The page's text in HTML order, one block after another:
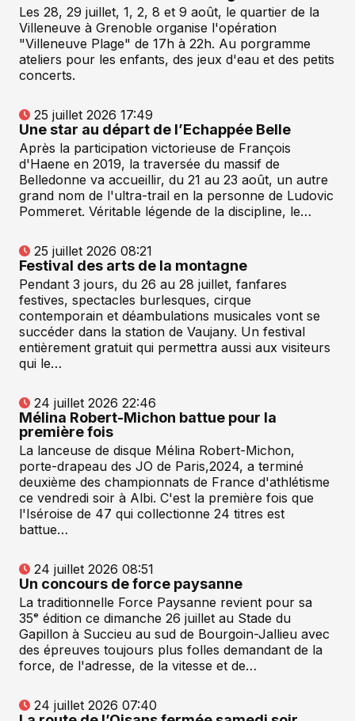
Les 28, 29 juillet, 1, 2, 8 et 9 août, le quartier de la
Villeneuve à Grenoble organise l'opération
"Villeneuve Plage" de 17h à 22h. Au porgramme
ateliers pour les enfants, des jeux d'eau et des petits
concerts.
25 juillet 2026 17:49
Une star au départ de l’Echappée Belle
Après la participation victorieuse de François
d'Haene en 2019, la traversée du massif de
Belledonne va accueillir, du 21 au 23 août, un autre
grand nom de l'ultra-trail en la personne de Ludovic
Pommeret. Véritable légende de la discipline, le…
25 juillet 2026 08:21
Festival des arts de la montagne
Pendant 3 jours, du 26 au 28 juillet, fanfares
festives, spectacles burlesques, cirque
contemporain et déambulations musicales vont se
succéder dans la station de Vaujany. Un festival
entièrement gratuit qui permettra aussi aux visiteurs
qui le…
24 juillet 2026 22:46
Mélina Robert-Michon battue pour la
première fois
La lanceuse de disque Mélina Robert-Michon,
porte-drapeau des JO de Paris,2024, a terminé
deuxième des championnats de France d'athlétisme
ce vendredi soir à Albi. C'est la première fois que
l'Iséroise de 47 qui collectionne 24 titres est
battue…
24 juillet 2026 08:51
Un concours de force paysanne
La traditionnelle Force Paysanne revient pour sa
35ᵉ édition ce dimanche 26 juillet au Stade du
Gapillon à Succieu au sud de Bourgoin-Jallieu avec
des épreuves toujours plus folles demandant de la
force, de l'adresse, de la vitesse et de…
24 juillet 2026 07:40